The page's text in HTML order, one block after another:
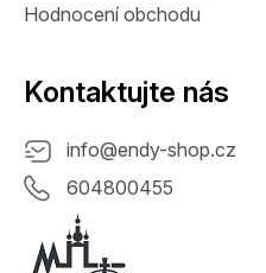
Hodnocení obchodu
Kontaktujte nás
info@endy-shop.cz
604800455